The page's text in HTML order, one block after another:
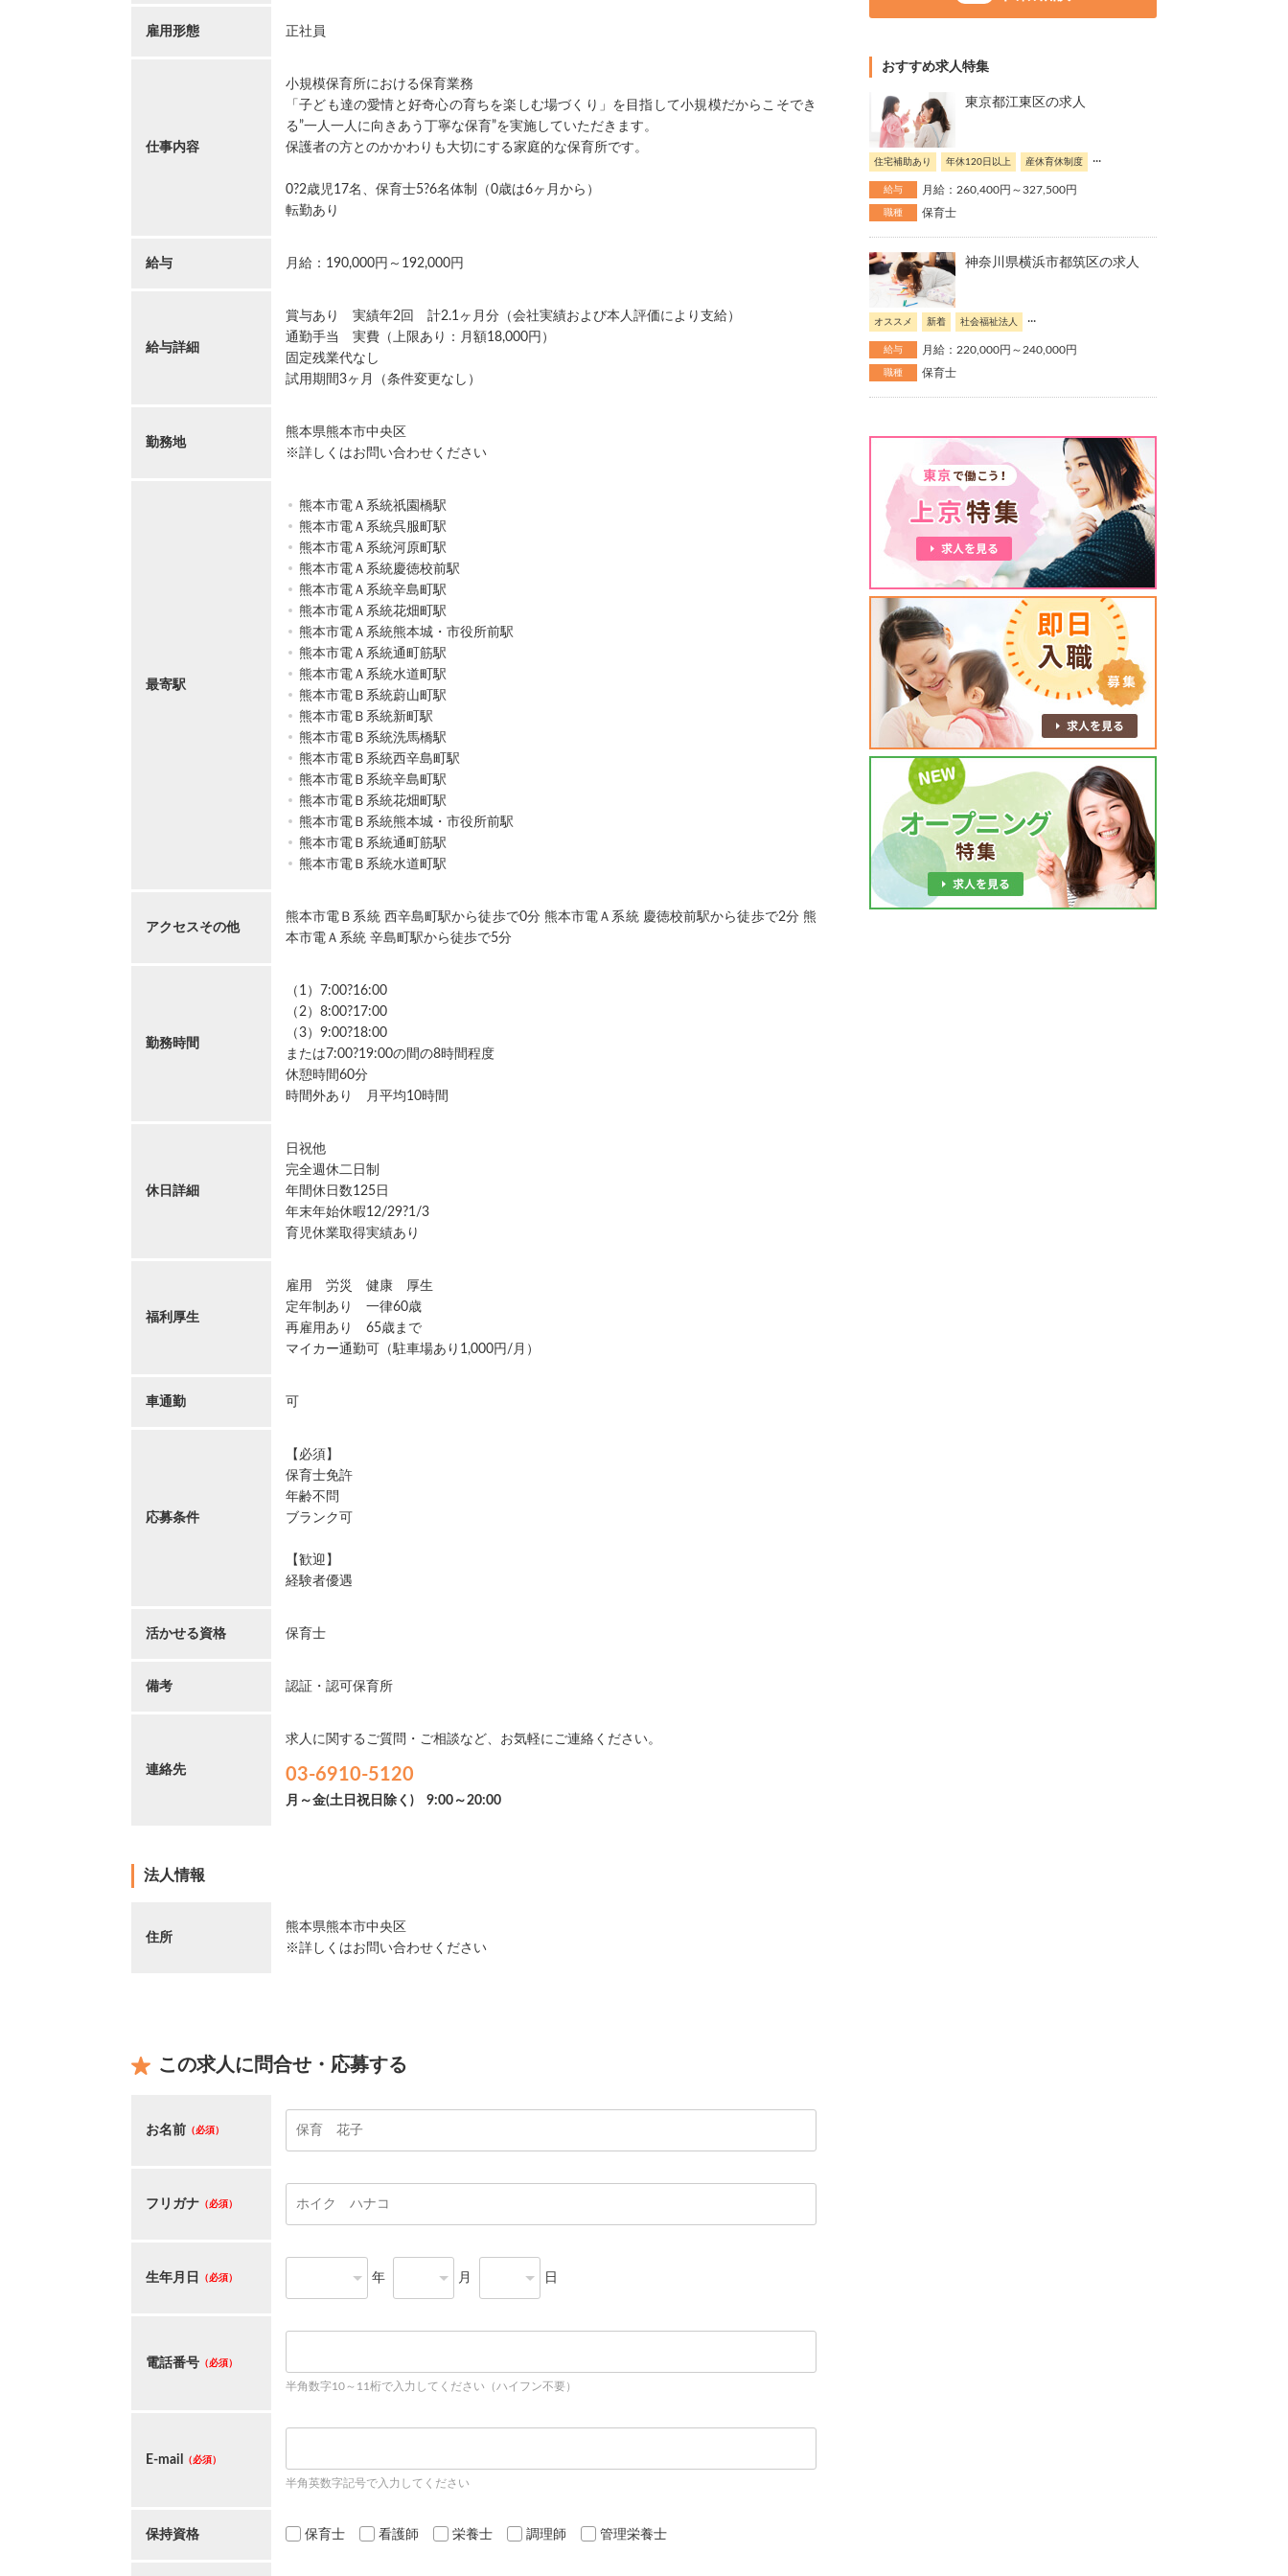
雇用形態 正社員
仕事内容
小規模保育所における保育業務
「子ども達の愛情と好奇心の育ちを楽しむ場づくり」を目指して小規模だからこそでき
る”一人一人に向きあう丁寧な保育”を実施していただきます。
保護者の方とのかかわりも大切にする家庭的な保育所です。
0?2歳児17名、保育士5?6名体制（0歳は6ヶ月から）
転勤あり
給与 月給：190,000円～192,000円
給与詳細
賞与あり 実績年2回 計2.1ヶ月分（会社実績および本人評価により支給）
通勤手当 実費（上限あり：月額18,000円）
固定残業代なし
試用期間3ヶ月（条件変更なし）
勤務地
熊本県熊本市中央区
※詳しくはお問い合わせください
最寄駅
熊本市電Ａ系統祇園橋駅
熊本市電Ａ系統呉服町駅
熊本市電Ａ系統河原町駅
熊本市電Ａ系統慶徳校前駅
熊本市電Ａ系統辛島町駅
熊本市電Ａ系統花畑町駅
熊本市電Ａ系統熊本城・市役所前駅
熊本市電Ａ系統通町筋駅
熊本市電Ａ系統水道町駅
熊本市電Ｂ系統蔚山町駅
熊本市電Ｂ系統新町駅
熊本市電Ｂ系統洗馬橋駅
熊本市電Ｂ系統西辛島町駅
熊本市電Ｂ系統辛島町駅
熊本市電Ｂ系統花畑町駅
熊本市電Ｂ系統熊本城・市役所前駅
熊本市電Ｂ系統通町筋駅
熊本市電Ｂ系統水道町駅
アクセスその他
熊本市電Ｂ系統 西辛島町駅から徒歩で0分 熊本市電Ａ系統 慶徳校前駅から徒歩で2分 熊
本市電Ａ系統 辛島町駅から徒歩で5分
勤務時間
（1）7:00?16:00
（2）8:00?17:00
（3）9:00?18:00
または7:00?19:00の間の8時間程度
休憩時間60分
時間外あり 月平均10時間
休日詳細
日祝他
完全週休二日制
年間休日数125日
年末年始休暇12/29?1/3
育児休業取得実績あり
福利厚生
雇用 労災 健康 厚生
定年制あり 一律60歳
再雇用あり 65歳まで
マイカー通勤可（駐車場あり1,000円/月）
車通勤 可
応募条件
【必須】
保育士免許
年齢不問
ブランク可
【歓迎】
経験者優遇
活かせる資格 保育士
備考 認証・認可保育所
連絡先
求人に関するご質問・ご相談など、お気軽にご連絡ください。
03-6910-5120
月～金(土日祝日除く) 9:00～20:00
法人情報
住所
熊本県熊本市中央区
※詳しくはお問い合わせください
この求人に問合せ・応募する
お名前 （必須）
フリガナ （必須）
生年月日 （必須） 年 月 日
電話番号 （必須）
半角数字10～11桁で入力してください（ハイフン不要）
E-mail （必須）
半角英数字記号で入力してください
保持資格 保育士 看護師 栄養士 調理師 管理栄養士
おすすめ求人特集
東京都江東区の求人
住宅補助あり 年休120日以上 産休育休制度 ...
給与 月給：260,400円～327,500円
職種 保育士
神奈川県横浜市都筑区の求人
オススメ 新着 社会福祉法人 ...
給与 月給：220,000円～240,000円
職種 保育士